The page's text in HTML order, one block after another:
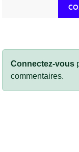
Connectez-vous
commentaires.